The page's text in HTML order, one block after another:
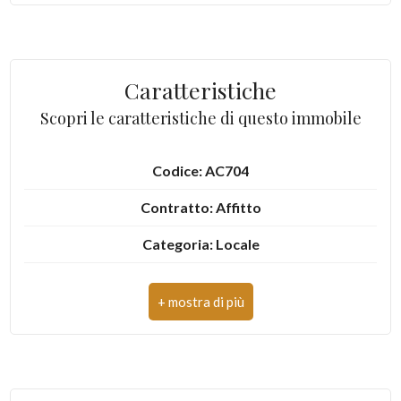
Caratteristiche
Scopri le caratteristiche di questo immobile
Codice: AC704
Contratto: Affitto
Categoria: Locale
Indirizzo: Via San Martino
CAP: 4025
4